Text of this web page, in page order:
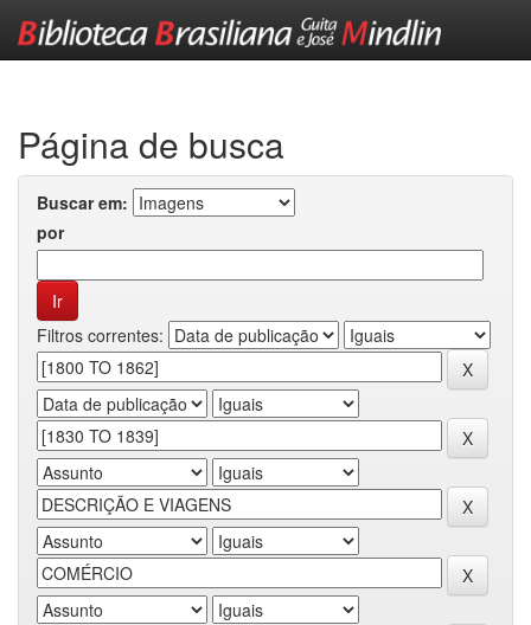
Página de busca
Buscar em:
por
Filtros correntes: